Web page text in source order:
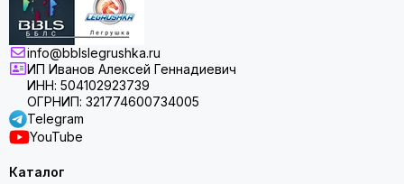
info@bblslegrushka.ru
ИП Иванов Алексей Геннадиевич
ИНН: 504102923739
ОГРНИП: 321774600734005
Telegram
YouTube
Каталог